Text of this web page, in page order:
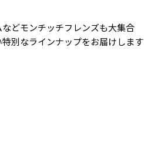
どモンチッチフレンズも大集合
別なラインナップをお届けします